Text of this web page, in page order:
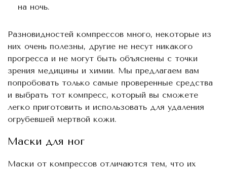
на ночь.
Разновидностей компрессов много, некоторые из
них очень полезны, другие не несут никакого
прогресса и не могут быть объяснены с точки
зрения медицины и химии. Мы предлагаем вам
попробовать только самые проверенные средства
и выбрать тот компресс, который вы сможете
легко приготовить и использовать для удаления
огрубевшей мертвой кожи.
Маски для ног
Маски от компрессов отличаются тем, что их